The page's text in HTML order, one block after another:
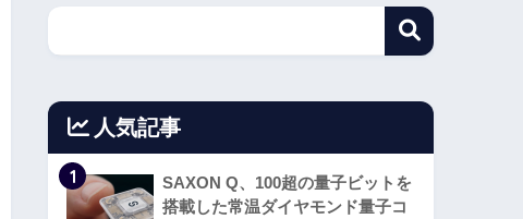
人気記事
1
SAXON Q、100超の量子ビットを
搭載した常温ダイヤモンド量子コ